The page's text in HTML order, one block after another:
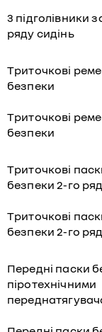
3 підголівники
ряду сидінь
Триточкові
безпеки
Триточкові
безпеки
Триточкові
безпеки 2-го
Триточкові
безпеки 2-го
Передні паски
піротехнічними